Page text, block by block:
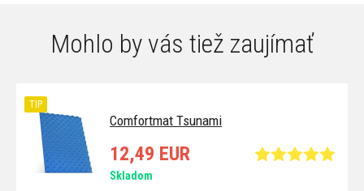
Mohlo by vás tiež zaujímať
Comfortmat Tsunami
TIP
12,49 EUR
Skladom